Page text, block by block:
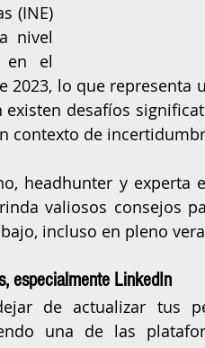
(INE)
nivel
en el
lo que representa
desafíos
contexto de
headhunter y experta
valiosos consejos
incluso en pleno
especialmente LinkedIn
de actualizar tus
una de las